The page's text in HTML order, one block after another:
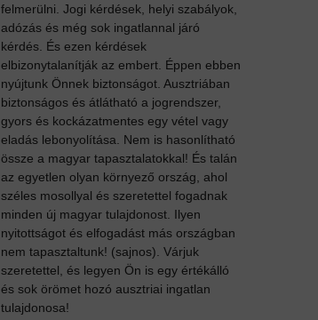
felmerülni. Jogi kérdések, helyi szabályok,
adózás és még sok ingatlannal járó
kérdés. És ezen kérdések
elbizonytalanítják az embert. Éppen ebben
nyújtunk Önnek biztonságot. Ausztriában
biztonságos és átlátható a jogrendszer,
gyors és kockázatmentes egy vétel vagy
eladás lebonyolítása. Nem is hasonlítható
össze a magyar tapasztalatokkal! És talán
az egyetlen olyan környező ország, ahol
széles mosollyal és szeretettel fogadnak
minden új magyar tulajdonost. Ilyen
nyitottságot és elfogadást más országban
nem tapasztaltunk! (sajnos). Várjuk
szeretettel, és legyen Ön is egy értékálló
és sok örömet hozó ausztriai ingatlan
tulajdonosa!